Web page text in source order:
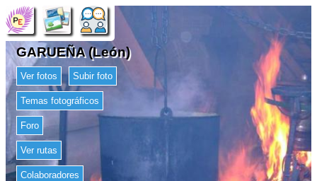
GARUEÑA (León)
Ver fotos Subir foto
Temas fotográficos
Foro
Ver rutas
Colaboradores